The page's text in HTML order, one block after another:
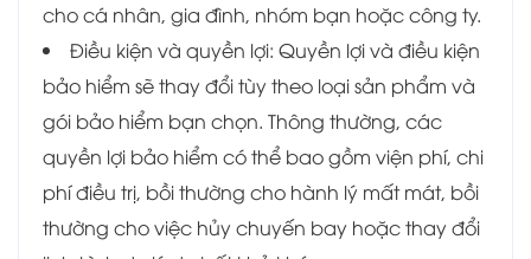
cho cá nhân, gia đình, nhóm bạn hoặc công ty.
Điều kiện và quyền lợi: Quyền lợi và điều kiện
bảo hiểm sẽ thay đổi tùy theo loại sản phẩm và
gói bảo hiểm bạn chọn. Thông thường, các
quyền lợi bảo hiểm có thể bao gồm viện phí, chi
phí điều trị, bồi thường cho hành lý mất mát, bồi
thường cho việc hủy chuyến bay hoặc thay đổi